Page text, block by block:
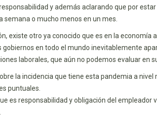
y además aclarando que por
o mucho menos en un mes.
existe otro ya conocido que es en la
en todo el mundo inevitablemente
laborales, que aún no podemos evaluar en
la incidencia que tiene esta pandemia a
puntuales.
es responsabilidad y obligación del